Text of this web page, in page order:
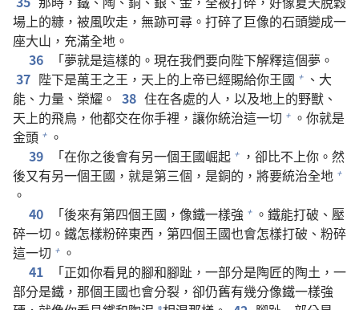
場上的糠，被風吹走，無跡可尋。打碎了巨像的石頭變成一
座大山，充滿全地。
36
「夢就是這樣的。現在我們要向陛下解釋這個夢。
37 陛下是萬王之王，天上的上帝已經賜給你王國 +
、大
能、力量、榮耀。 38 住在各處的人，以及地上的野獸、
天上的飛鳥，他都交在你手裡，讓你統治這一切 + 。你就是
金頭 + 。
39
「在你之後會有另一個王國崛起 +
，卻比不上你。然
後又有另一個王國，就是第三個，是銅的，將要統治全地 +
。
40
「後來有第四個王國，像鐵一樣強 + 。鐵能打破、壓
碎一切。鐵怎樣粉碎東西，第四個王國也會怎樣打破、粉碎
這一切 + 。
41
「正如你看見的腳和腳趾，一部分是陶匠的陶土，一
部分是鐵，那個王國也會分裂，卻仍舊有幾分像鐵一樣強